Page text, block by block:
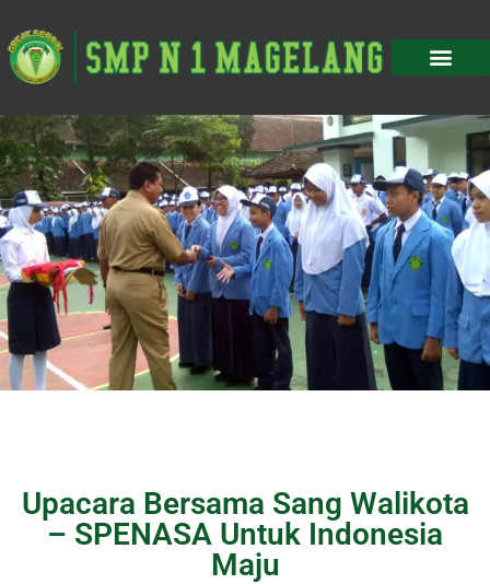
Upacara Bersama Sang Walikota
– SPENASA Untuk Indonesia
Maju